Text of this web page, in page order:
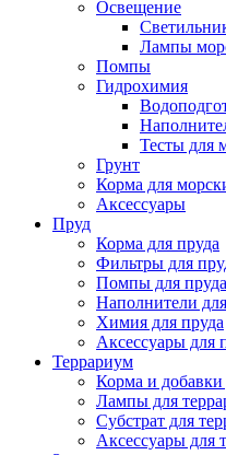
Освещение
Лампы
Помпы
Гидрохимия
Тесты для
Грунт
Корма для
Аксессуары
Пруд
Корма для пруда
Фильтры для
Помпы для пруда
Наполнители
Химия для пруда
Аксессуары для
Террариум
Корма и добавки
Лампы для
Субстрат для
Аксессуары для